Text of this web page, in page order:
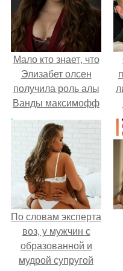
Мало кто знает, что
Элизабет олсен
получила роль алы
Ванды максимофф
не сразу.
По словам эксперта
воз, у мужчин с
образованной и
мудрой супругой